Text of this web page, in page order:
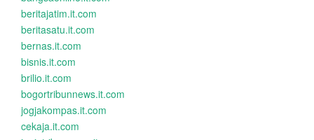
beritajatim.it.com
beritasatu.it.com
bernas.it.com
bisnis.it.com
brilio.it.com
bogortribunnews.it.com
jogjakompas.it.com
cekaja.it.com